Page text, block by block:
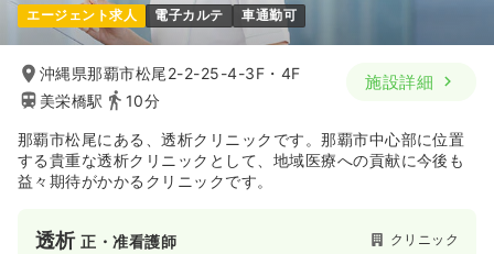
エージェント求人 電子カルテ 車通勤可
沖縄県那覇市松尾2-2-25-4-3F・4F
美栄橋駅
10分
施設詳細
那覇市松尾にある、透析クリニックです。那覇市中心部に位置
する貴重な透析クリニックとして、地域医療への貢献に今後も
益々期待がかかるクリニックです。
透析正・准看護師 クリニック